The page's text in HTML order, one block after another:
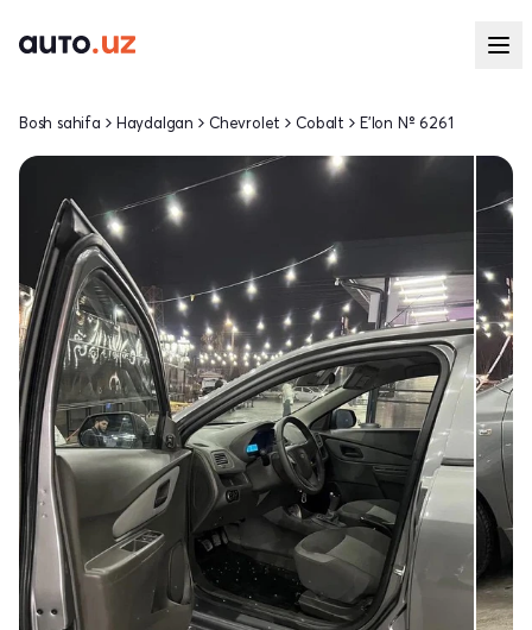
Bosh sahifa Haydalgan Chevrolet Cobalt E'lon № 6261